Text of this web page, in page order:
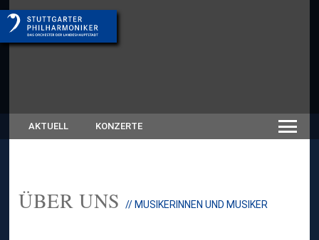
AKTUELL KONZERTE
ÜBER UNS // MUSIKERINNEN UND MUSIKERM